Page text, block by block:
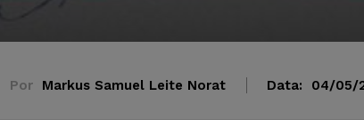
Por Markus Samuel Leite Norat Data: 04/05/